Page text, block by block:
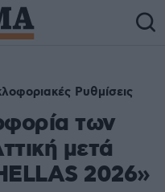
Ρυθμίσεις
των
μετά
2026»